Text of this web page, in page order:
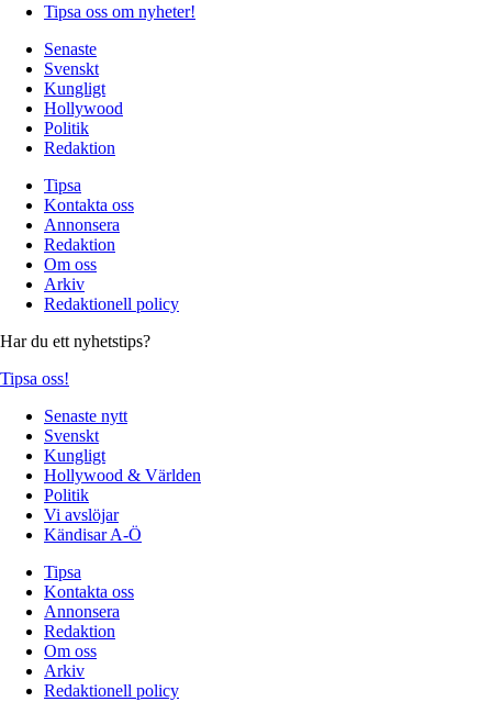
Tipsa oss om nyheter!
Senaste
Svenskt
Kungligt
Hollywood
Politik
Redaktion
Tipsa
Kontakta oss
Annonsera
Redaktion
Om oss
Arkiv
Redaktionell policy
Har du ett nyhetstips?
Tipsa oss!
Senaste nytt
Svenskt
Kungligt
Hollywood & Världen
Politik
Vi avslöjar
Kändisar A-Ö
Tipsa
Kontakta oss
Annonsera
Redaktion
Om oss
Arkiv
Redaktionell policy